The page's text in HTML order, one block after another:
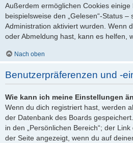
Außerdem ermöglichen Cookies einige
beispielsweise den „Gelesen“-Status
Administration aktiviert wurden. Wenn
oder Abmeldung hast, kann es helfen,
Nach oben
Benutzerpräferenzen und -
Wie kann ich meine Einstellungen
Wenn du dich registriert hast, werden
der Datenbank des Boards
in den „Persönlichen Bereich“; der
der Seite angezeigt, wenn du auf